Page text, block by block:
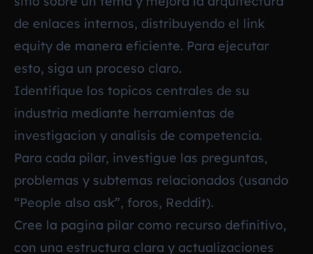
de enlaces internos, distribuyendo el link
equity de manera eficiente. Para ejecutar
esto, siga un proceso claro.
Identifique los topicos centrales de su
industria mediante herramientas de
investigacion y analisis de competencia.
Para cada pilar, investigue las preguntas,
problemas y subtemas relacionados (usando
“People also ask”, foros, Reddit).
Cree la pagina pilar como recurso definitivo,
con una estructura clara y actualizaciones